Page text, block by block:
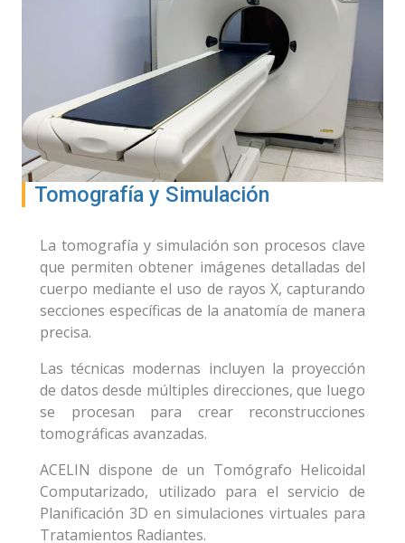
Tomografía y Simulación
La tomografía y simulación son procesos clave
que permiten obtener imágenes detalladas del
cuerpo mediante el uso de rayos X, capturando
secciones específicas de la anatomía de manera
precisa.
Las técnicas modernas incluyen la proyección
de datos desde múltiples direcciones, que luego
se procesan para crear reconstrucciones
tomográficas avanzadas.
ACELIN dispone de un Tomógrafo Helicoidal
Computarizado, utilizado para el servicio de
Planificación 3D en simulaciones virtuales para
Tratamientos Radiantes.